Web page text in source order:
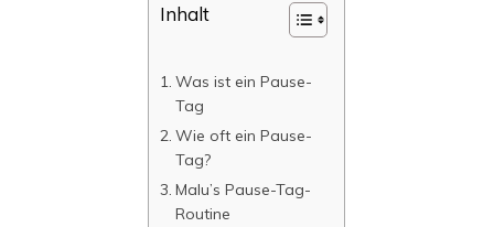
Inhalt
Was ist ein Pause-
Tag
Wie oft ein Pause-
Tag?
Malu’s Pause-Tag-
Routine